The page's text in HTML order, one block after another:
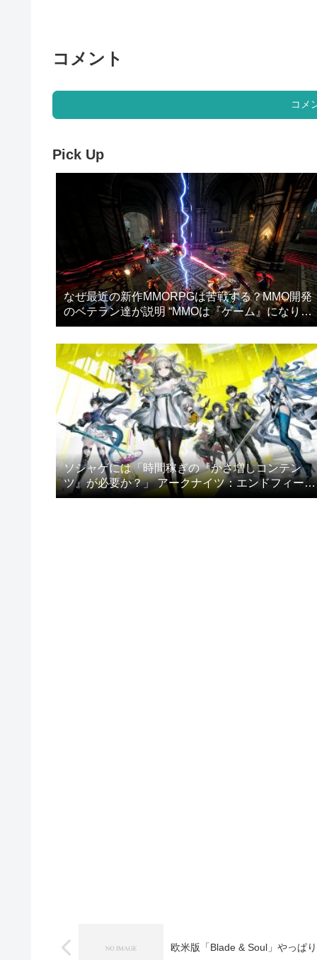
コメント
コメ
Pick Up
なぜ最近の新作MMORPGは苦戦する？MMO開発
のベテラン達が説明 “MMOは『ゲーム』になりす
ぎた”
ソシャゲには「時間稼ぎの『かさ増しコンテン
ツ』が必要か？」 アークナイツ：エンドフィール
ドのプレイヤー達が議論
欧米版「Blade & Soul」やっぱ